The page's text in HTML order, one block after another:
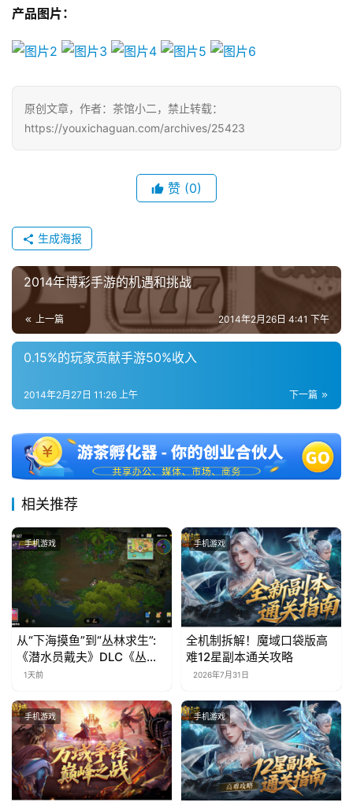
日
接
会
站
中
文
(
中
产品图片：
原创文章，作者：茶馆小二，禁止转载：
https://youxichaguan.com/archives/25423
赞 (0)
生成海报
2014年博彩手游的机遇和挑战
上一篇 2014年2月26日 4:41 下午
0.15%的玩家贡献手游50%收入
下一篇
2014年2月27日 11:26 上午
相关推荐
手机游戏
从“下海摸鱼”到“丛林求生”:
《潜水员戴夫》DLC《丛
林》移动端定档8月14日
1天前
手机游戏
全机制拆解！魔域口袋版高
难12星副本通关攻略
2026年7月31日
手机游戏 手机游戏